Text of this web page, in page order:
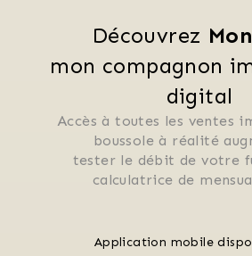
Découvrez
mon compagnon
digital
Accès à toutes les ventes
boussole à réalité
tester le débit de votre
calculatrice de
Application mobile